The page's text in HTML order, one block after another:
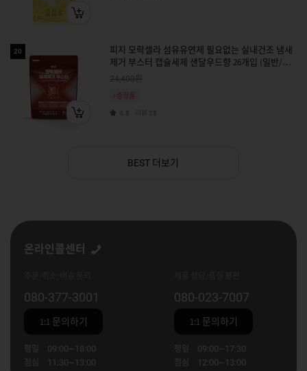
20
피지 모락셀라 섬유유연제 필요없는 실내건조 냄새
제거 부스터 캡슐세제 샌달우드향 26개입 (일반/드
럼 겸용)
24,400원
+증정품
4.8 28
BEST 더보기
온라인콜센터
080-377-3001
1:1 문의하기
평일
09:00~18:00
점심
11:30~13:00
080-023-7007
1:1 문의하기
평일
09:00~17:30
점심
12:00~13:00